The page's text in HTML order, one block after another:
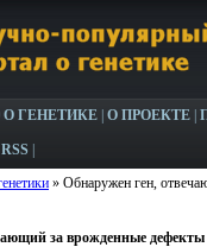
О ГЕНЕТИКЕ О ПРОЕКТЕ
RSS
» Обнаружен ген,
за врожденные дефекты